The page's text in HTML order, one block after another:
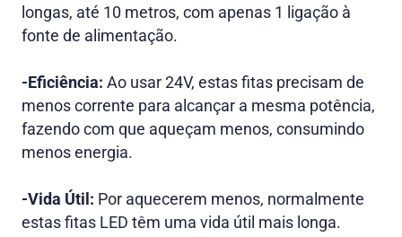
longas, até 10 metros, com apenas 1 ligação à
fonte de alimentação.
-Eficiência: Ao usar 24V, estas fitas precisam de
menos corrente para alcançar a mesma potência,
fazendo com que aqueçam menos, consumindo
menos energia.
-Vida Útil: Por aquecerem menos, normalmente
estas fitas LED têm uma vida útil mais longa.